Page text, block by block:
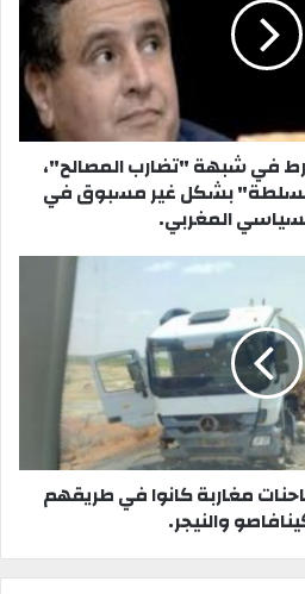
و
ي
في شبهة "تضارب المصالح"،
بشكل غير مسبوق في
المغربي.
مغاربة كانوا في طريقهم
والنيجر.